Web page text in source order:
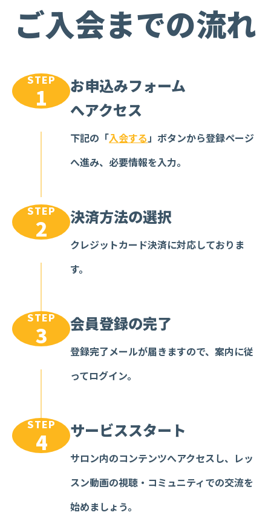
ご入会までの流れ
STEP
1
お申込みフォーム
へアクセス
下記の「入会する 」ボタンから登録ページ
へ進み、必要情報を入力。
STEP
2 決済方法の選択
クレジットカード決済に対応しておりま
す。
STEP
3 会員登録の完了
登録完了メールが届きますので、案内に従
ってログイン。
STEP
4 サービススタート
サロン内のコンテンツへアクセスし、レッ
スン動画の視聴・コミュニティでの交流を
始めましょう。